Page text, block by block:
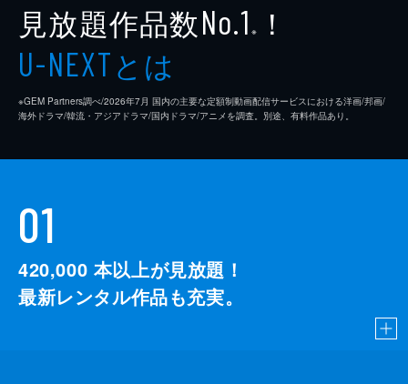
見放題作品数No.1 ※ ！
U-NEXTとは
※GEM Partners調べ/2026年7⽉ 国内の主要な定額制動画配信サービスにおける洋画/邦画/
海外ドラマ/韓流・アジアドラマ/国内ドラマ/アニメを調査。別途、有料作品あり。
01
420,000 本以上が見放題！
最新レンタル作品も充実。